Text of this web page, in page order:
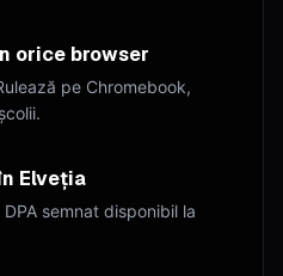
orice browser
pe Chromebook,
Elveția
semnat disponibil la